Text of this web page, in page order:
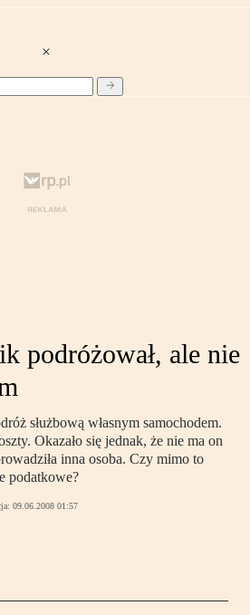
podróżował, ale nie
służbową własnym samochodem.
Okazało się jednak, że nie ma on
inna osoba. Czy mimo to
podatkowe?
09.06.2008 01:57